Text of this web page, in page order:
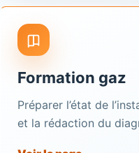
Formation gaz
Préparer l’état de
et la rédaction du